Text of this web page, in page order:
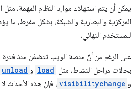
يمكن أن يتم استهلاك موارد النظام المهمة، مثل
المركزية والبطارية والشبكة، بشكل مفرط، ما
للمستخدم النهائي.
على الرغم من أنّ منصة الويب تتضمّن منذ فترة
بحالات مراحل النشاط، مثل load و unload
و visibilitychange ، فإنّ هذه الأحداث